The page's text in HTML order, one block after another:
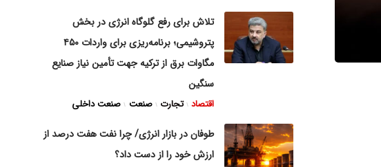
تلاش برای رفع گلوگاه انرژی در بخش
پتروشیمی؛ برنامه‌ریزی برای واردات ۴۵۰
مگاوات برق از ترکیه جهت تأمین نیاز صنایع
سنگین
اقتصاد تجارت صنعت صنعت داخلی
طوفان در بازار انرژی/ چرا نفت هفت درصد از
ارزش خود را از دست داد؟